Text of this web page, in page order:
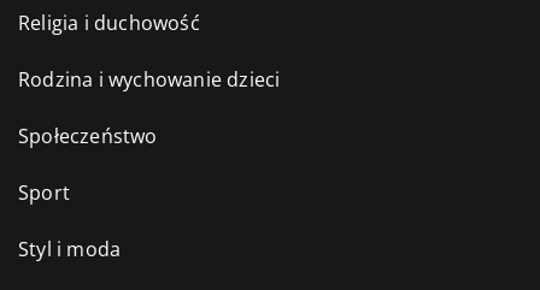
Religia i duchowość
Rodzina i wychowanie dzieci
Społeczeństwo
Sport
Styl i moda